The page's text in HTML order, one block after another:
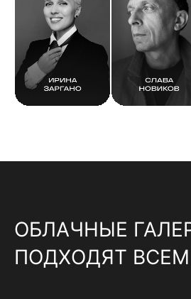
ОБЛАЧНЫЕ
ПОДХОДЯТ ВСЕМ